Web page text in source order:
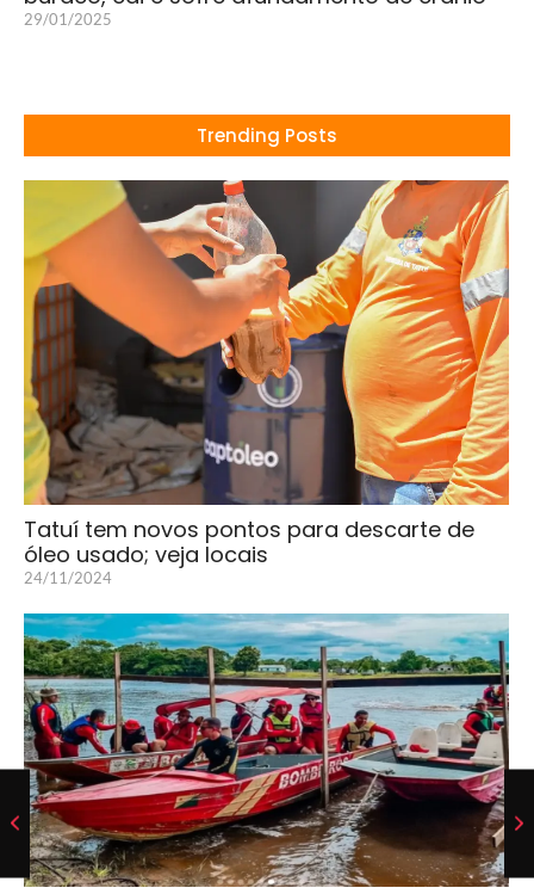
29/01/2025
Trending Posts
Tatuí tem novos pontos para descarte de
óleo usado; veja locais
24/11/2024